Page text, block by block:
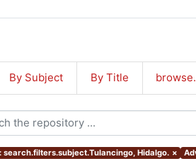
By Subject By Title
search.filters.subject.Tulancingo, Hidalgo. ×